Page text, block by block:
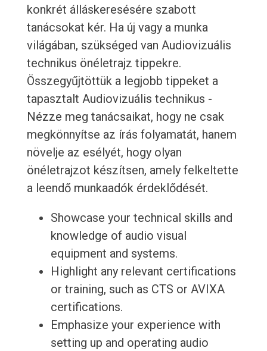
konkrét álláskeresésére szabott
tanácsokat kér. Ha új vagy a munka
világában, szükséged van Audiovizuális
technikus önéletrajz tippekre.
Összegyűjtöttük a legjobb tippeket a
tapasztalt Audiovizuális technikus -
Nézze meg tanácsaikat, hogy ne csak
megkönnyítse az írás folyamatát, hanem
növelje az esélyét, hogy olyan
önéletrajzot készítsen, amely felkeltette
a leendő munkaadók érdeklődését.
Showcase your technical skills and
knowledge of audio visual
equipment and systems.
Highlight any relevant certifications
or training, such as CTS or AVIXA
certifications.
Emphasize your experience with
setting up and operating audio